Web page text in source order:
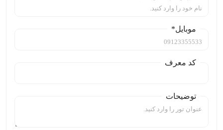
موبایل*
کد معرف
توضیحات